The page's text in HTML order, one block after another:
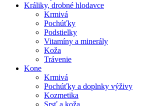
Králiky, drobné hlodavce
Krmivá
Pochúťky
Podstielky
Vitamíny a minerály
Koža
Trávenie
Kone
Krmivá
Pochúťky a doplnky výživy
Kozmetika